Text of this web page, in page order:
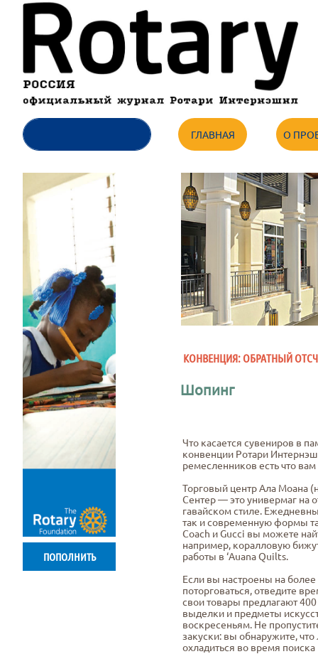
ГЛАВНАЯ О
Что касается сувениров в
конвенции Ротари
ремесленников есть что
Торговый центр Ала Моана
Сентер — это универмаг на
гавайском стиле.
так и современную формы
Coach и Gucci вы можете
например, коралловую
работы в ‘Auana Quilts.
Если вы настроены на
поторговаться, отведите
свои товары предлагают
выделки и предметы
воскресеньям. Не
закуски: вы обнаружите,
охладиться во время
КОНВЕНЦИЯ: ОБРАТНЫЙ
Шопинг
ПОПОЛНИТЬ